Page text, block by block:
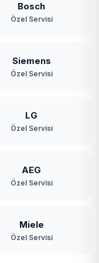
Bosch
Özel Servisi
Siemens
Özel Servisi
LG
Özel Servisi
AEG
Özel Servisi
Miele
Özel Servisi